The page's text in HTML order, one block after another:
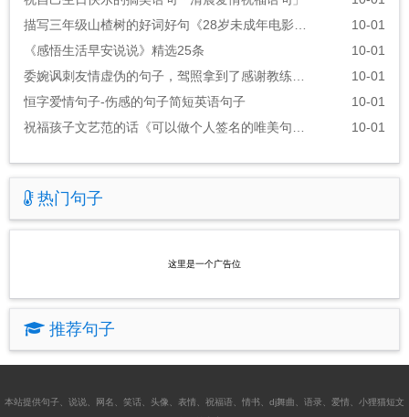
10-01
《感悟生活早安说说》精选25条
10-01
10-01
恒字爱情句子-伤感的句子简短英语句子
10-01
10-01
热门句子
这里是一个广告位
推荐句子
本站提供句子 说说 网名 笑话 头像 表情 祝福语 情书 dj舞曲 语录 爱情
小狸猫短文